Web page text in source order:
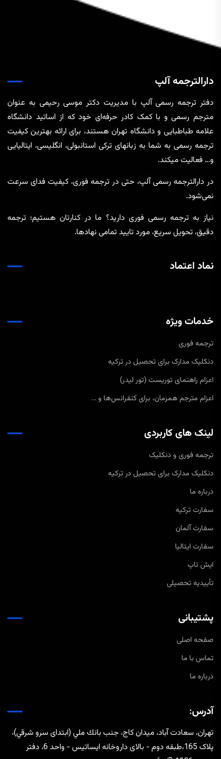
دارالترجمه آلپ
دفتر ترجمه رسمی آلپ با مدیریت دکتر موسی رحیمی به عنوان
مترجم رسمی و با کمک کادر حرفه‌ای خود که از اساتید دانشگاه
علامه طباطبایی و دانشگاه تهران هستند، برای ارائه بهترین کیفیت
ترجمه رسمی به شما به زبانهای ترکی استانبولی، انگلیسی، ایتالیایی
و… فعالیت میکند.
در دارالترجمه رسمی آلپ، حتی در ترجمه‌ فوری، کیفیت فدای سرعت
نمی‌شود.
نیاز به ترجمه رسمی فوری دارید؟ ما در کنارتان هستیم؛ ترجمه
دقیق، تحویل سریع، مورد تایید تمامی نهادها.
نماد اعتماد
خدمات ویژه
ترجمه فوری
دنکلیک مدارک برای تحصیل در ترکیه
اعزام راهنمای توریست (تور لیدر)
اعزام مترجم همزمان، برای کنفرانس‌ها و …
لینک های کاربردی
ترجمه فوری و دنکلیک
دنکلیک مدارک برای تحصیل در ترکیه
درباره ما
سفارت ترکیه
سفارت آلمان
سفارت ایتالیا
ایش تاپ
تأییدیه تحصیلی
پشتیبانی
صفحه اصلی
تماس با ما
درباره ما
آدرس:
تهران، سعادت آباد، ميدان كاج، جنب بانك ملي (ابتدای سرو شرقي)،
پلاک 165،طبقه دوم - بالای داروخانه ایساتیس - واحد 6، دفتر